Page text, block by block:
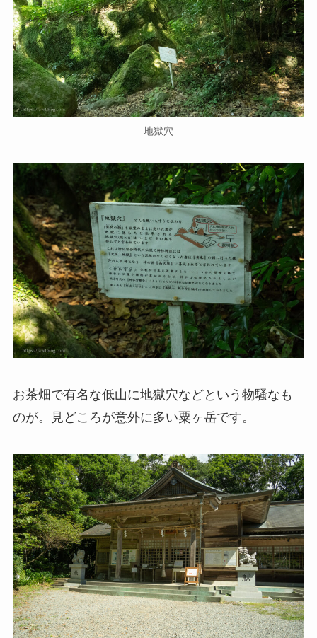
地獄穴
お茶畑で有名な低山に地獄穴などという物騒なも
のが。見どころが意外に多い粟ヶ岳です。